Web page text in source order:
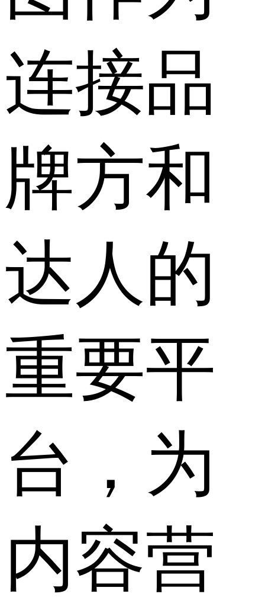
连接品
牌方和
达人的
重要平
台，为
内容营